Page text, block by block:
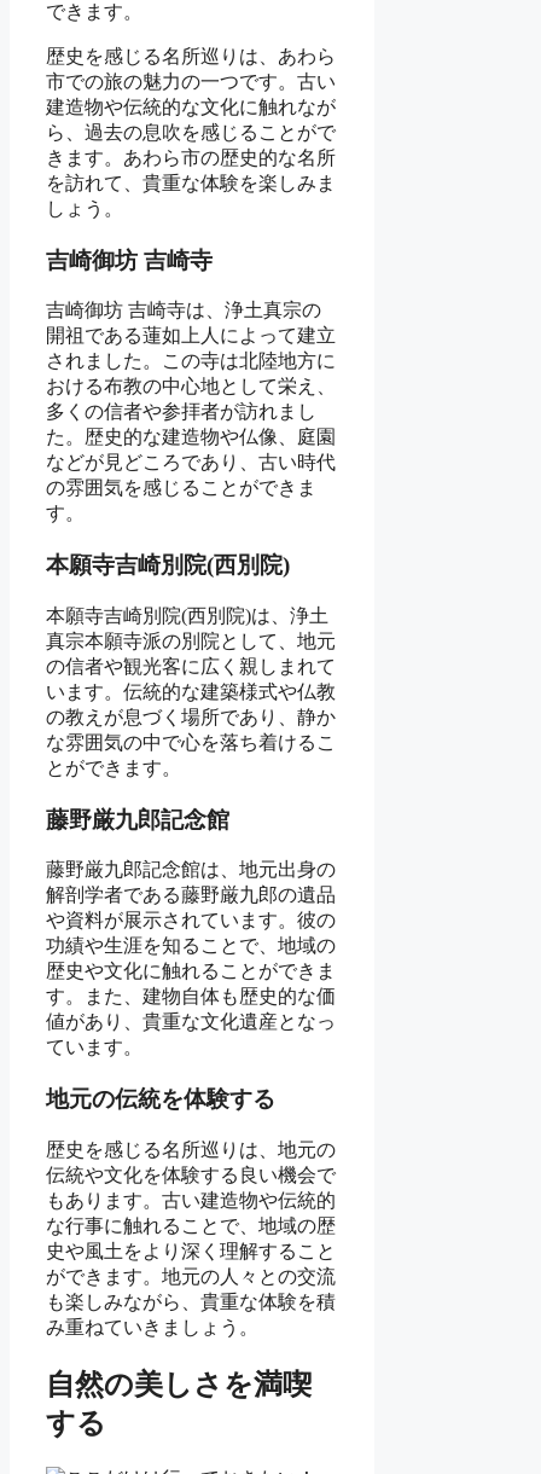
できます。
歴史を感じる名所巡りは、あわら
市での旅の魅力の一つです。古い
建造物や伝統的な文化に触れなが
ら、過去の息吹を感じることがで
きます。あわら市の歴史的な名所
を訪れて、貴重な体験を楽しみま
しょう。
吉崎御坊 吉崎寺
吉崎御坊 吉崎寺は、浄土真宗の
開祖である蓮如上人によって建立
されました。この寺は北陸地方に
おける布教の中心地として栄え、
多くの信者や参拝者が訪れまし
た。歴史的な建造物や仏像、庭園
などが見どころであり、古い時代
の雰囲気を感じることができま
す。
本願寺吉崎別院(西別院)
本願寺吉崎別院(西別院)は、浄土
真宗本願寺派の別院として、地元
の信者や観光客に広く親しまれて
います。伝統的な建築様式や仏教
の教えが息づく場所であり、静か
な雰囲気の中で心を落ち着けるこ
とができます。
藤野厳九郎記念館
藤野厳九郎記念館は、地元出身の
解剖学者である藤野厳九郎の遺品
や資料が展示されています。彼の
功績や生涯を知ることで、地域の
歴史や文化に触れることができま
す。また、建物自体も歴史的な価
値があり、貴重な文化遺産となっ
ています。
地元の伝統を体験する
歴史を感じる名所巡りは、地元の
伝統や文化を体験する良い機会で
もあります。古い建造物や伝統的
な行事に触れることで、地域の歴
史や風土をより深く理解すること
ができます。地元の人々との交流
も楽しみながら、貴重な体験を積
み重ねていきましょう。
自然の美しさを満喫
する